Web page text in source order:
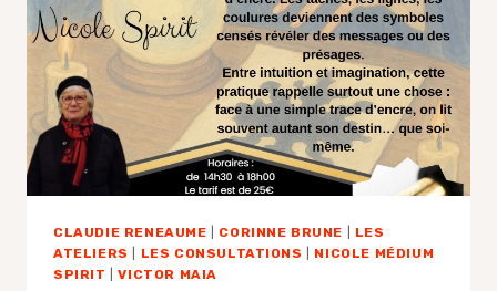
CLAUDIE RENEAUME CORINNE BRUNE
LES
ATELIERS
LES CONSULTATIONS
NICOLE MÉDIUM
SPIRIT
|VICTOR MAIA